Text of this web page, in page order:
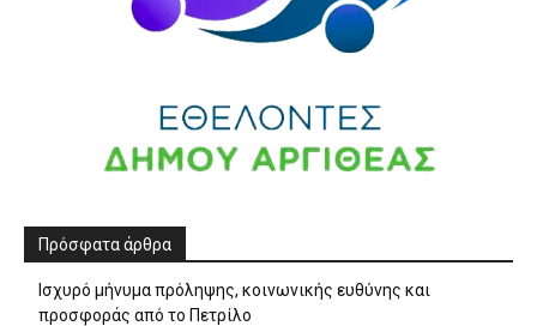
Πρόσφατα άρθρα
Ισχυρό μήνυμα πρόληψης, κοινωνικής ευθύνης και
προσφοράς από το Πετρίλο